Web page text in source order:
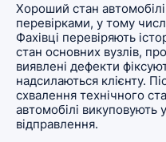
Хороший стан
перевірками, у тому
Фахівці перевіряють
стан основних вузлів,
виявлені дефекти
надсилаються клієнту.
схвалення технічного
автомобілі
відправлення.